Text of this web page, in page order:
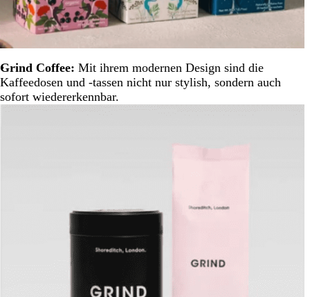
Grind Coffee: Mit ihrem modernen Design sind die
Kaffeedosen und -tassen nicht nur stylish, sondern auch
sofort wiedererkennbar.